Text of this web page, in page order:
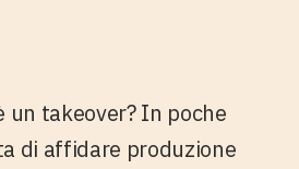
un takeover?In poche
di affidare produzione